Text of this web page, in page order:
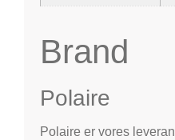
Brand
Polaire
Polaire er vores